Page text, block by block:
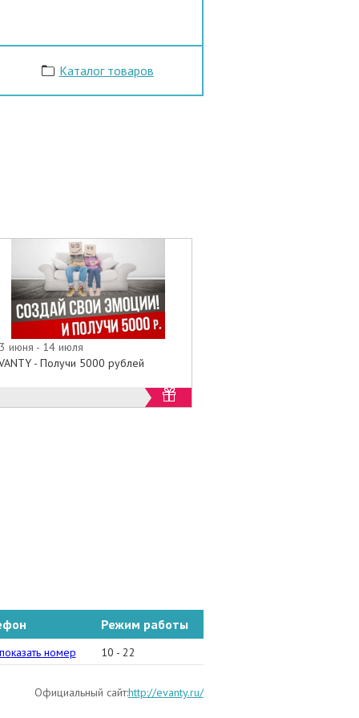
Каталог товаров
июня - 14 июля
- Получи 5000 рублей
Режим работы
48-59-01
показать номер 10 - 22
Официальный сайт:http://evanty.ru/